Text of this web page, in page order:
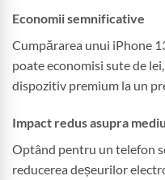
Economii semnificative
Cumpărarea unui iPhone
poate economisi sute de
dispozitiv premium la un
Impact redus asupra
Optând pentru un telefon
reducerea deșeurilor